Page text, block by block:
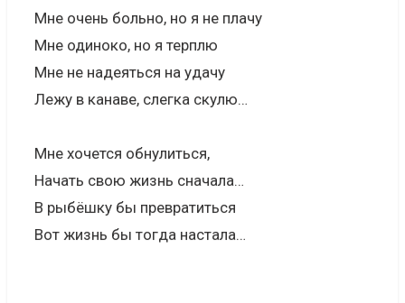
Мне очень больно, но я не плачу
Мне одиноко, но я терплю
Мне не надеяться на удачу
Лежу в канаве, слегка скулю…
Мне хочется обнулиться,
Начать свою жизнь сначала…
В рыбёшку бы превратиться
Вот жизнь бы тогда настала…